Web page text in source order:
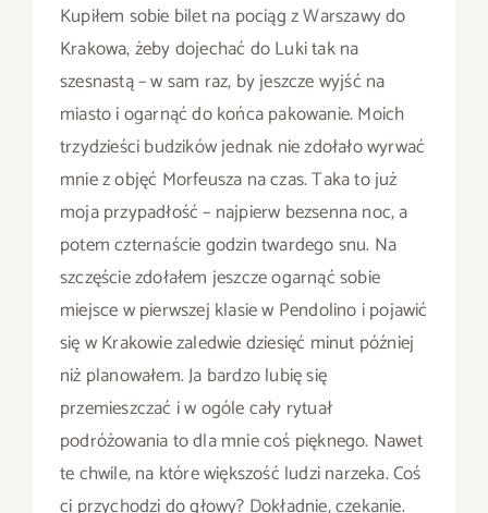
Kupiłem sobie bilet na pociąg z Warszawy do
Krakowa, żeby dojechać do Luki tak na
szesnastą – w sam raz, by jeszcze wyjść na
miasto i ogarnąć do końca pakowanie. Moich
trzydzieści budzików jednak nie zdołało wyrwać
mnie z objęć Morfeusza na czas. Taka to już
moja przypadłość – najpierw bezsenna noc, a
potem czternaście godzin twardego snu. Na
szczęście zdołałem jeszcze ogarnąć sobie
miejsce w pierwszej klasie w Pendolino i pojawić
się w Krakowie zaledwie dziesięć minut później
niż planowałem. Ja bardzo lubię się
przemieszczać i w ogóle cały rytuał
podróżowania to dla mnie coś pięknego. Nawet
te chwile, na które większość ludzi narzeka. Coś
ci przychodzi do głowy? Dokładnie, czekanie.